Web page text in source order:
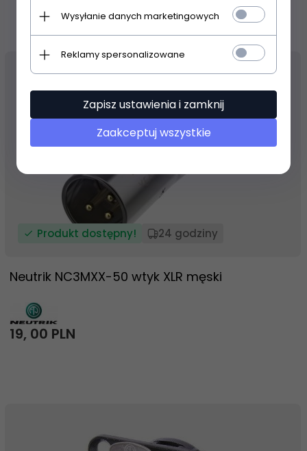
Produkt dostępny! 24 godziny
Neutrik NC3MXX-50 wtyk XLR męski
19, 00 PLN
Wysyłanie danych marketingowych
Reklamy spersonalizowane
Zapisz ustawienia i zamknij
Zaakceptuj wszystkie